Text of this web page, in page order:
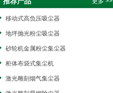
移动式高负压吸尘器
地坪抛光粉尘吸尘器
砂轮机金属粉尘集尘器
柜体布袋式集尘机
激光雕刻烟气集尘器